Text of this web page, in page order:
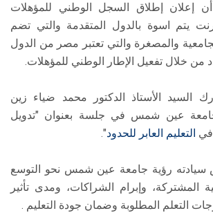
إعلان إطلاق السجل الوطني للمؤهلات
يتم اسوة بالدول المتقدمة والتي تضم
والمصغرة والتي تعتبر مصر من الدول
من خلال تفعيل الإطار الوطني للمؤهلات.
السيد الأستاذ الدكتور محمد ضياء زين
جامعة عين شمس في جلسة بعنوان "تدويل
في التعليم العابر للحدود".
سيادته رؤية جامعة عين شمس نحو التوسع
المشتركة، وإبرام الشراكات، ومدى تأثير
التعلم المطلوبة وضمان جودة التعليم .